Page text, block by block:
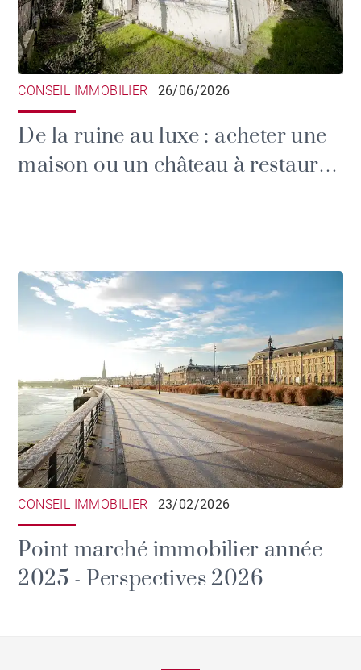
CONSEIL IMMOBILIER 26/06/2026
De la ruine au luxe : acheter une
maison ou un château à restaurer
CONSEIL IMMOBILIER 23/02/2026
Point marché immobilier année
2025 - Perspectives 2026